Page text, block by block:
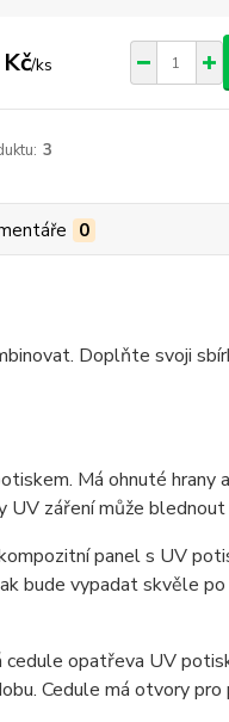
/ks
3
0
Doplňte svoji
Má ohnuté hrany
UV záření může blednout
panel s UV
bude vypadat skvěle po
opatřeva UV
Cedule má otvory pro